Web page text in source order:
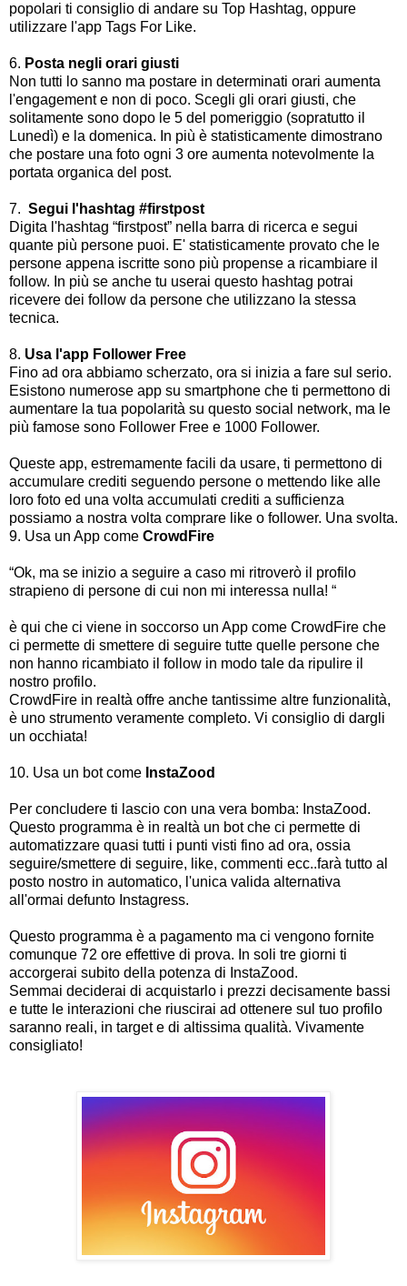
popolari ti consiglio di andare su Top Hashtag, oppure
utilizzare l'app Tags For Like.
6. Posta negli orari giusti
Non tutti lo sanno ma postare in determinati orari aumenta
l'engagement e non di poco. Scegli gli orari giusti, che
solitamente sono dopo le 5 del pomeriggio (sopratutto il
Lunedì) e la domenica. In più è statisticamente dimostrano
che postare una foto ogni 3 ore aumenta notevolmente la
portata organica del post.
7. Segui l'hashtag #firstpost
Digita l'hashtag “firstpost” nella barra di ricerca e segui
quante più persone puoi. E' statisticamente provato che le
persone appena iscritte sono più propense a ricambiare il
follow. In più se anche tu userai questo hashtag potrai
ricevere dei follow da persone che utilizzano la stessa
tecnica.
8. Usa l'app Follower Free
Fino ad ora abbiamo scherzato, ora si inizia a fare sul serio.
Esistono numerose app su smartphone che ti permettono di
aumentare la tua popolarità su questo social network, ma le
più famose sono Follower Free e 1000 Follower.
Queste app, estremamente facili da usare, ti permettono di
accumulare crediti seguendo persone o mettendo like alle
loro foto ed una volta accumulati crediti a sufficienza
possiamo a nostra volta comprare like o follower. Una svolta.
9. Usa un App come CrowdFire
“Ok, ma se inizio a seguire a caso mi ritroverò il profilo
strapieno di persone di cui non mi interessa nulla! “
è qui che ci viene in soccorso un App come CrowdFire che
ci permette di smettere di seguire tutte quelle persone che
non hanno ricambiato il follow in modo tale da ripulire il
nostro profilo.
CrowdFire in realtà offre anche tantissime altre funzionalità,
è uno strumento veramente completo. Vi consiglio di dargli
un occhiata!
10. Usa un bot come InstaZood
Per concludere ti lascio con una vera bomba: InstaZood.
Questo programma è in realtà un bot che ci permette di
automatizzare quasi tutti i punti visti fino ad ora, ossia
seguire/smettere di seguire, like, commenti ecc..farà tutto al
posto nostro in automatico, l'unica valida alternativa
all'ormai defunto Instagress.
Questo programma è a pagamento ma ci vengono fornite
comunque 72 ore effettive di prova. In soli tre giorni ti
accorgerai subito della potenza di InstaZood.
Semmai deciderai di acquistarlo i prezzi decisamente bassi
e tutte le interazioni che riuscirai ad ottenere sul tuo profilo
saranno reali, in target e di altissima qualità. Vivamente
consigliato!